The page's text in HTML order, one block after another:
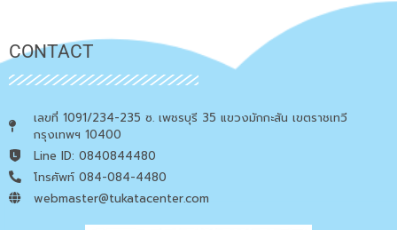
CONTACT
เลขที่ 1091/234-235 ซ. เพชรบุรี 35 แขวงมักกะสัน เขตราชเทวี
กรุงเทพฯ 10400
Line ID: 0840844480
โทรศัพท์ 084-084-4480
webmaster@tukatacenter.com